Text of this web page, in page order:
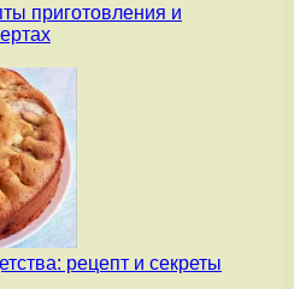
приготовления и
рецепт и секреты